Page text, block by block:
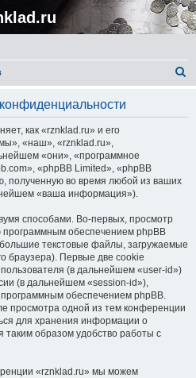
как «rznklad.ru» и его
«наш», «rznklad.ru»,
«они», «программное
«phpBB Limited», «phpBB
полученную во время любой из ваших
«ваша информация»).
способами. Во-первых, просмотр
программным обеспечением phpBB
текстовые файлы, загружаемые
браузера). Первые две cookie
(в дальнейшем «user-id»)
(в дальнейшем «session-id»),
обеспечением phpBB.
просмотра одной из тем конференции
для хранения информации о
образом удобство работы с
«rznklad.ru» мы можем